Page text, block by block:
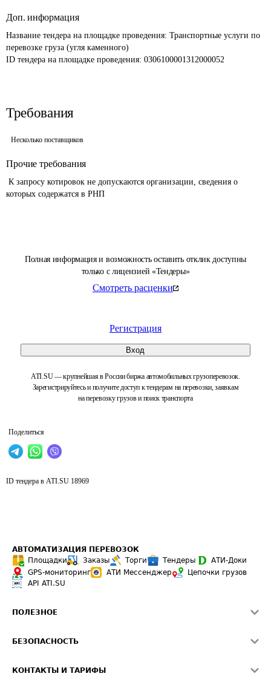
Полная информация и возможность оставить отклик доступны
только с лицензией «Тендеры»
Смотреть расценки
Регистрация
Вход
ATI.SU — крупнейшая в России биржа автомобильных грузоперевозок.
Зарегистрируйтесь и получите доступ к тендерам на перевозки, заявкам
на перевозку грузов и поиск транспорта
Поделиться
Доп. информация
Название тендера на площадке проведения: Транспортные услуги по
перевозке груза (угля каменного)
ID тендера на площадке проведения: 0306100001312000052
Требования
Несколько поставщиков
Прочие требования
которых содержатся в РНП
ID тендера в ATI.SU 18969
АВТОМАТИЗАЦИЯ ПЕРЕВОЗОК
Площадки
Заказы Торги Тендеры
АТИ-Доки
GPS-мониторинг
АТИ Мессенджер
Цепочки грузов
API ATI.SU
ПОЛЕЗНОЕ
Звезды ATI.SU на вашем сайте
БЕЗОПАСНОСТЬ
КОНТАКТЫ И ТАРИФЫ